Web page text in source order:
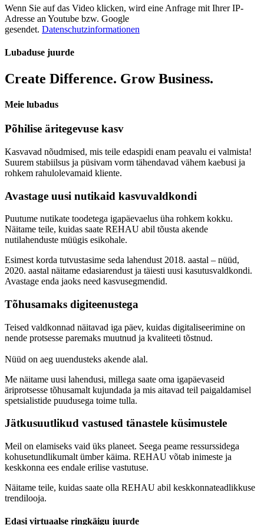
Wenn Sie auf das Video klicken, wird eine Anfrage mit Ihrer IP-
Adresse an Youtube bzw. Google
gesendet. Datenschutzinformationen
Lubaduse juurde
Create Difference. Grow Business.
Meie lubadus
Põhilise äritegevuse kasv
Kasvavad nõudmised, mis teile edaspidi enam peavalu ei valmista!
Suurem stabiilsus ja püsivam vorm tähendavad vähem kaebusi ja
rohkem rahulolevamaid kliente.
Avastage uusi nutikaid kasvuvaldkondi
Puutume nutikate toodetega igapäevaelus üha rohkem kokku.
Näitame teile, kuidas saate REHAU abil tõusta akende
nutilahenduste müügis esikohale.
Esimest korda tutvustasime seda lahendust 2018. aastal – nüüd,
2020. aastal näitame edasiarendust ja täiesti uusi kasutusvaldkondi.
Avastage enda jaoks need kasvusegmendid.
Tõhusamaks digiteenustega
Teised valdkonnad näitavad iga päev, kuidas digitaliseerimine on
nende protsesse paremaks muutnud ja kvaliteeti tõstnud.
Nüüd on aeg uuendusteks akende alal.
Me näitame uusi lahendusi, millega saate oma igapäevaseid
äriprotsesse tõhusamalt kujundada ja mis aitavad teil paigaldamisel
spetsialistide puudusega toime tulla.
Jätkusuutlikud vastused tänastele küsimustele
Meil on elamiseks vaid üks planeet. Seega peame ressurssidega
kohusetundlikumalt ümber käima. REHAU võtab inimeste ja
keskkonna ees endale erilise vastutuse.
Näitame teile, kuidas saate olla REHAU abil keskkonnateadlikkuse
trendilooja.
Edasi virtuaalse ringkäigu juurde